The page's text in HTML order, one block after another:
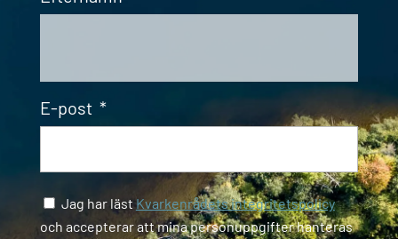
E-post *
Samtycke *
Jag har lästKvarkenrådets integritetspolicy
och accepterar att mina personuppgifter hanteras